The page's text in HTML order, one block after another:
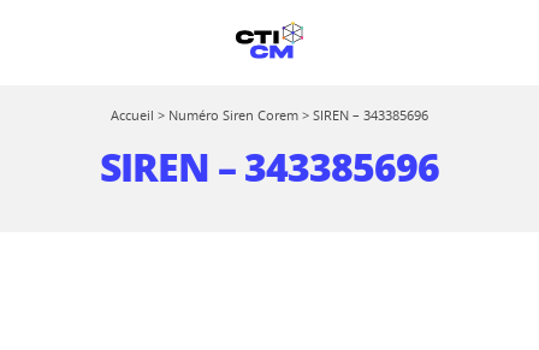
Accueil > Numéro Siren Corem > SIREN – 343385696
SIREN – 343385696